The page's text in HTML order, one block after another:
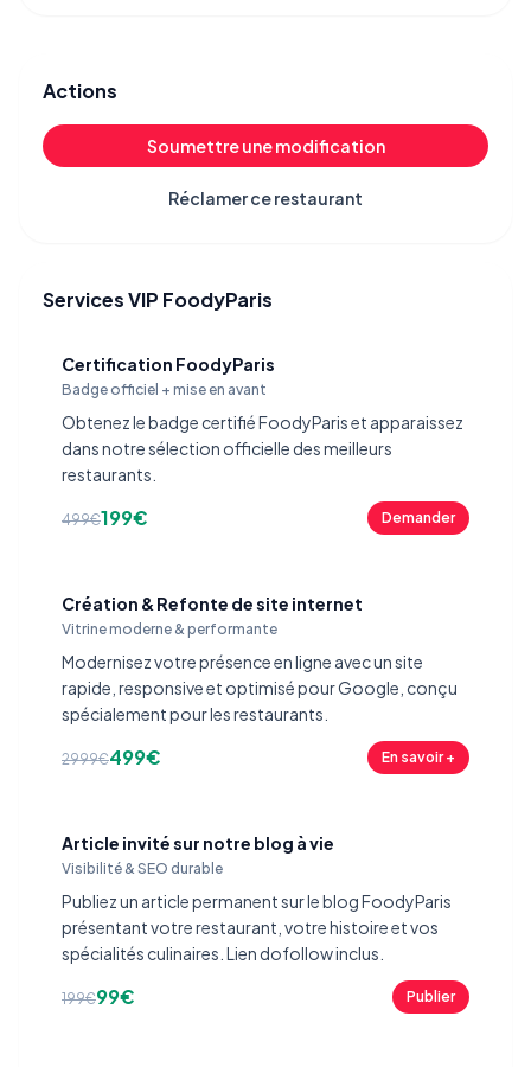
Actions
Soumettre une modification
Réclamer ce restaurant
Services VIP FoodyParis
Certification FoodyParis
Badge officiel + mise en avant
Obtenez le badge certifié FoodyParis et apparaissez
dans notre sélection officielle des meilleurs
restaurants.
499€199€ Demander
Création & Refonte de site internet
Vitrine moderne & performante
Modernisez votre présence en ligne avec un site
rapide, responsive et optimisé pour Google, conçu
spécialement pour les restaurants.
2999€499€ En savoir +
Article invité sur notre blog à vie
Visibilité & SEO durable
Publiez un article permanent sur le blog FoodyParis
présentant votre restaurant, votre histoire et vos
spécialités culinaires. Lien dofollow inclus.
199€99€ Publier